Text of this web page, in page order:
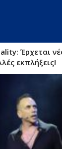
Έρχεται
εκπλήξεις!